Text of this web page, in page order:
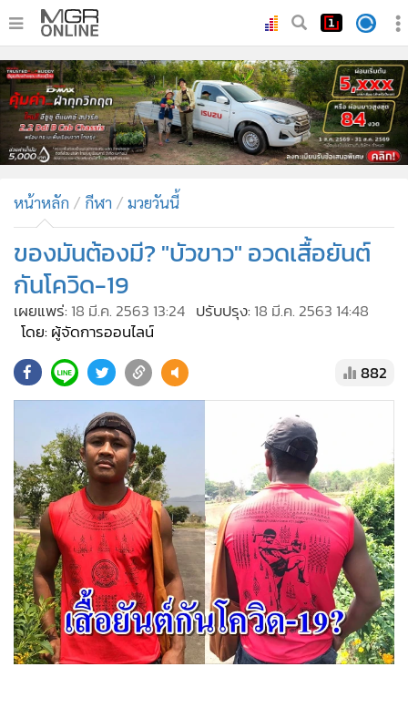
• หน้าหลัก
• ทันเหตุการณ์
• ภาคใต้
• ภูมิภาค
• บันเทิง
ผู้จัดการรายวัน
• คอลัมนิสต์
• ละคร
CbizReview
• ผู้จัดกวน
Good health & Well-being
Green Innovation & SD
• Management & HR
• MGR Live
• Infographic
• การเมือง
• ท่องเที่ยว
• กีฬา
• ต่างประเทศ
• Special Scoop
หน้าหลัก กีฬา มวยวันนี้
ของมันต้องมี? "บัวขาว" อวดเสื้อยันต์
กันโควิด-19
เผยแพร่: 18 มี.ค. 2563 13:24 ปรับปรุง: 18 มี.ค. 2563 14:48
โดย: ผู้จัดการออนไลน์
882